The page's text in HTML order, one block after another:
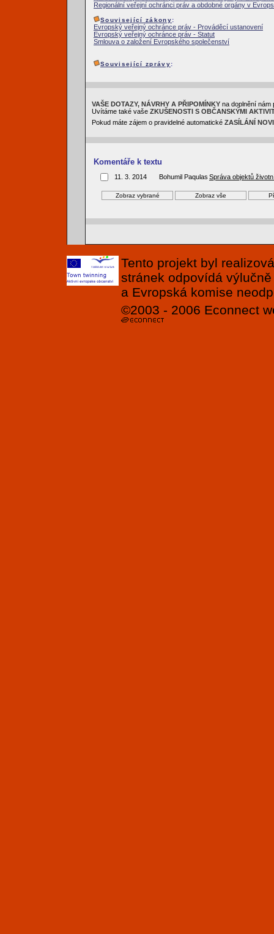
Regionální veřejní ochránci práv a obdobné orgány v
Související zákony:
Evropský veřejný ochránce práv - Prováděcí ustanovení
Evropský veřejný ochránce práv - Statut
Smlouva o založení Evropského společenství
Související zprávy:
VAŠE DOTAZY, NÁVRHY A PŘIPOMÍNKY na doplnění
Uvítáme také vaše ZKUŠENOSTI S OBČANSKÝMI
Pokud máte zájem o pravidelné automatické ZASÍLÁNÍ
Komentáře k textu
11. 3. 2014 Bohumil Paqulas Správa objektů
Tento projekt byl
stránek odpovídá
a Evropská komise
©2003 - 2006 Econnect